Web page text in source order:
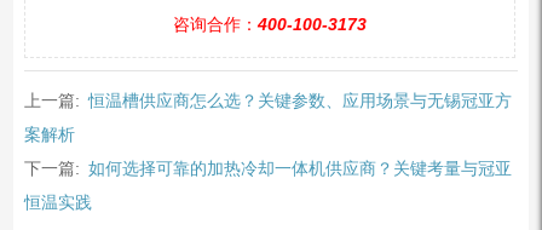
咨询合作： 400-100-3173
上一篇: 恒温槽供应商怎么选？关键参数、应用场景与无锡冠亚方
案解析
下一篇: 如何选择可靠的加热冷却一体机供应商？关键考量与冠亚
恒温实践